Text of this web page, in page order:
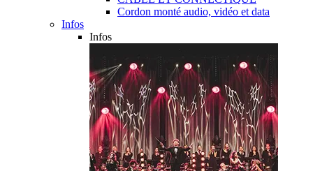
Cordon monté audio, vidéo et data
Infos
Infos